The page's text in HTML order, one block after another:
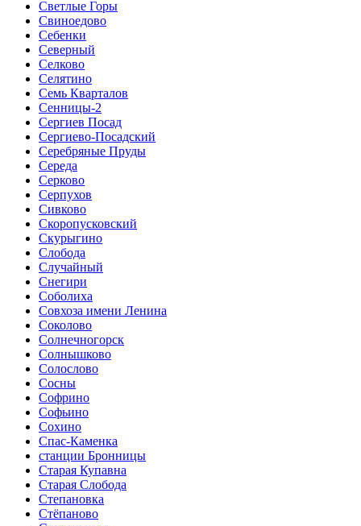
Светлые Горы
Свиноедово
Себенки
Северный
Селково
Селятино
Семь Кварталов
Сенницы-2
Сергиев Посад
Сергиево-Посадский
Серебряные Пруды
Середа
Серково
Серпухов
Сивково
Скоропусковский
Скурыгино
Слобода
Случайный
Снегири
Соболиха
Совхоза имени Ленина
Соколово
Солнечногорск
Солнышково
Солослово
Сосны
Софрино
Софьино
Сохино
Спас-Каменка
станции Бронницы
Старая Купавна
Старая Слобода
Степановка
Стёпаново